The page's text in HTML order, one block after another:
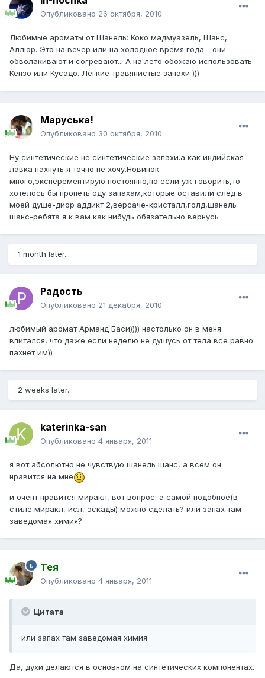
Опубликовано 26 октября, 2010
Любимые ароматы от Шанель: Коко мадмуазель, Шанс,
Аллюр. Это на вечер или на холодное время года - они
обволакивают и согревают... А на лето обожаю использовать
Кензо или Кусадо. Лёгкие травянистые запахи )))
Маруська!
Опубликовано 30 октября, 2010
Ну синтетические не синтетические запахи.а как индийская
лавка пахнуть я точно не хочу.Новинок
много,эксперементирую постоянно,но если уж говорить,то
хотелось бы пропеть оду запахам,которые оставили след в
моей душе-диор аддикт 2,версаче-кристалл,голд,шанель
шанс-ребята я к вам как нибудь обязательно вернусь
1 month later...
Радость
Опубликовано 21 декабря, 2010
любимый аромат Арманд Баси)))) настолько он в меня
впитался, что даже если неделю не душусь от тела все равно
пахнет им))
2 weeks later...
katerinka-san
Опубликовано 4 января, 2011
я вот абсолютно не чувствую шанель шанс, а всем он
нравится на мне
и очент нравится миракл, вот вопрос: а самой подобное(в
стиле миракл, исл, эскады) можно сделать? или запах там
заведомая химия?
Тея
Опубликовано 4 января, 2011
Цитата
или запах там заведомая химия
Да, духи делаются в основном на синтетических компонентах.